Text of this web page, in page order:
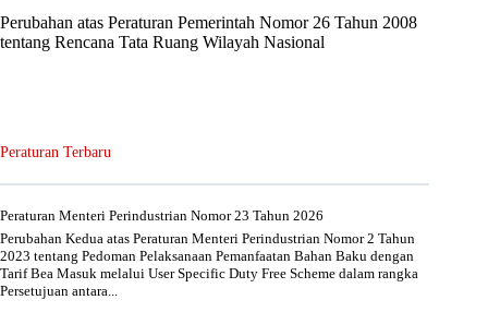
Perubahan atas Peraturan Pemerintah Nomor 26 Tahun 2008
tentang Rencana Tata Ruang Wilayah Nasional
Peraturan Terbaru
Peraturan Menteri Perindustrian Nomor 23 Tahun 2026
Perubahan Kedua atas Peraturan Menteri Perindustrian Nomor 2 Tahun
2023 tentang Pedoman Pelaksanaan Pemanfaatan Bahan Baku dengan
Tarif Bea Masuk melalui User Specific Duty Free Scheme dalam rangka
Persetujuan antara...